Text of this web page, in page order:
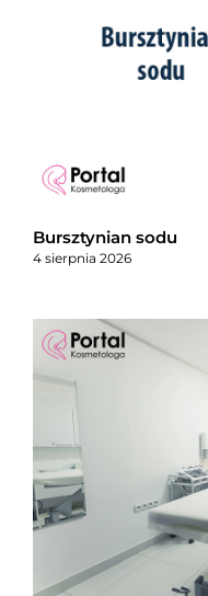
Bursztynian sodu
4 sierpnia 2026